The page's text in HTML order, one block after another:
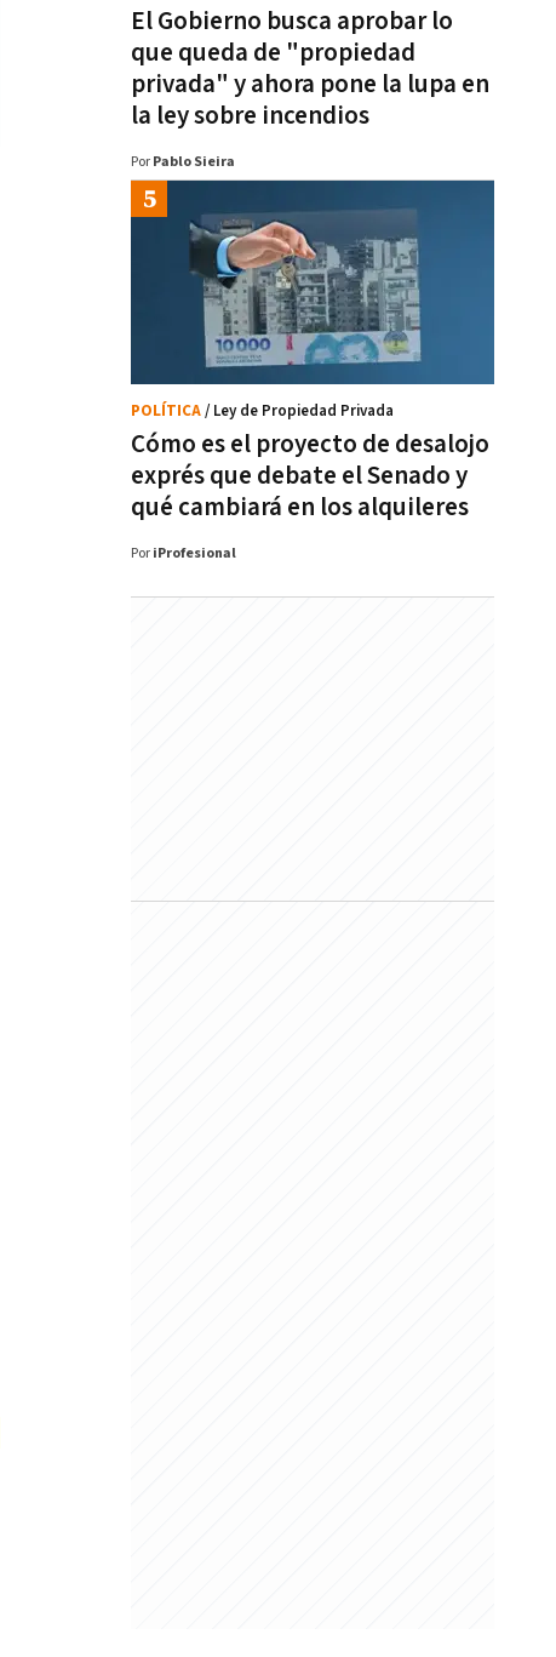
El Gobierno busca aprobar lo
que queda de "propiedad
privada" y ahora pone la lupa en
la ley sobre incendios
Por Pablo Sieira
Cómo es el proyecto de desalojo
exprés que debate el Senado y
qué cambiará en los alquileres
POLÍTICA/ Ley de Propiedad Privada
Por iProfesional